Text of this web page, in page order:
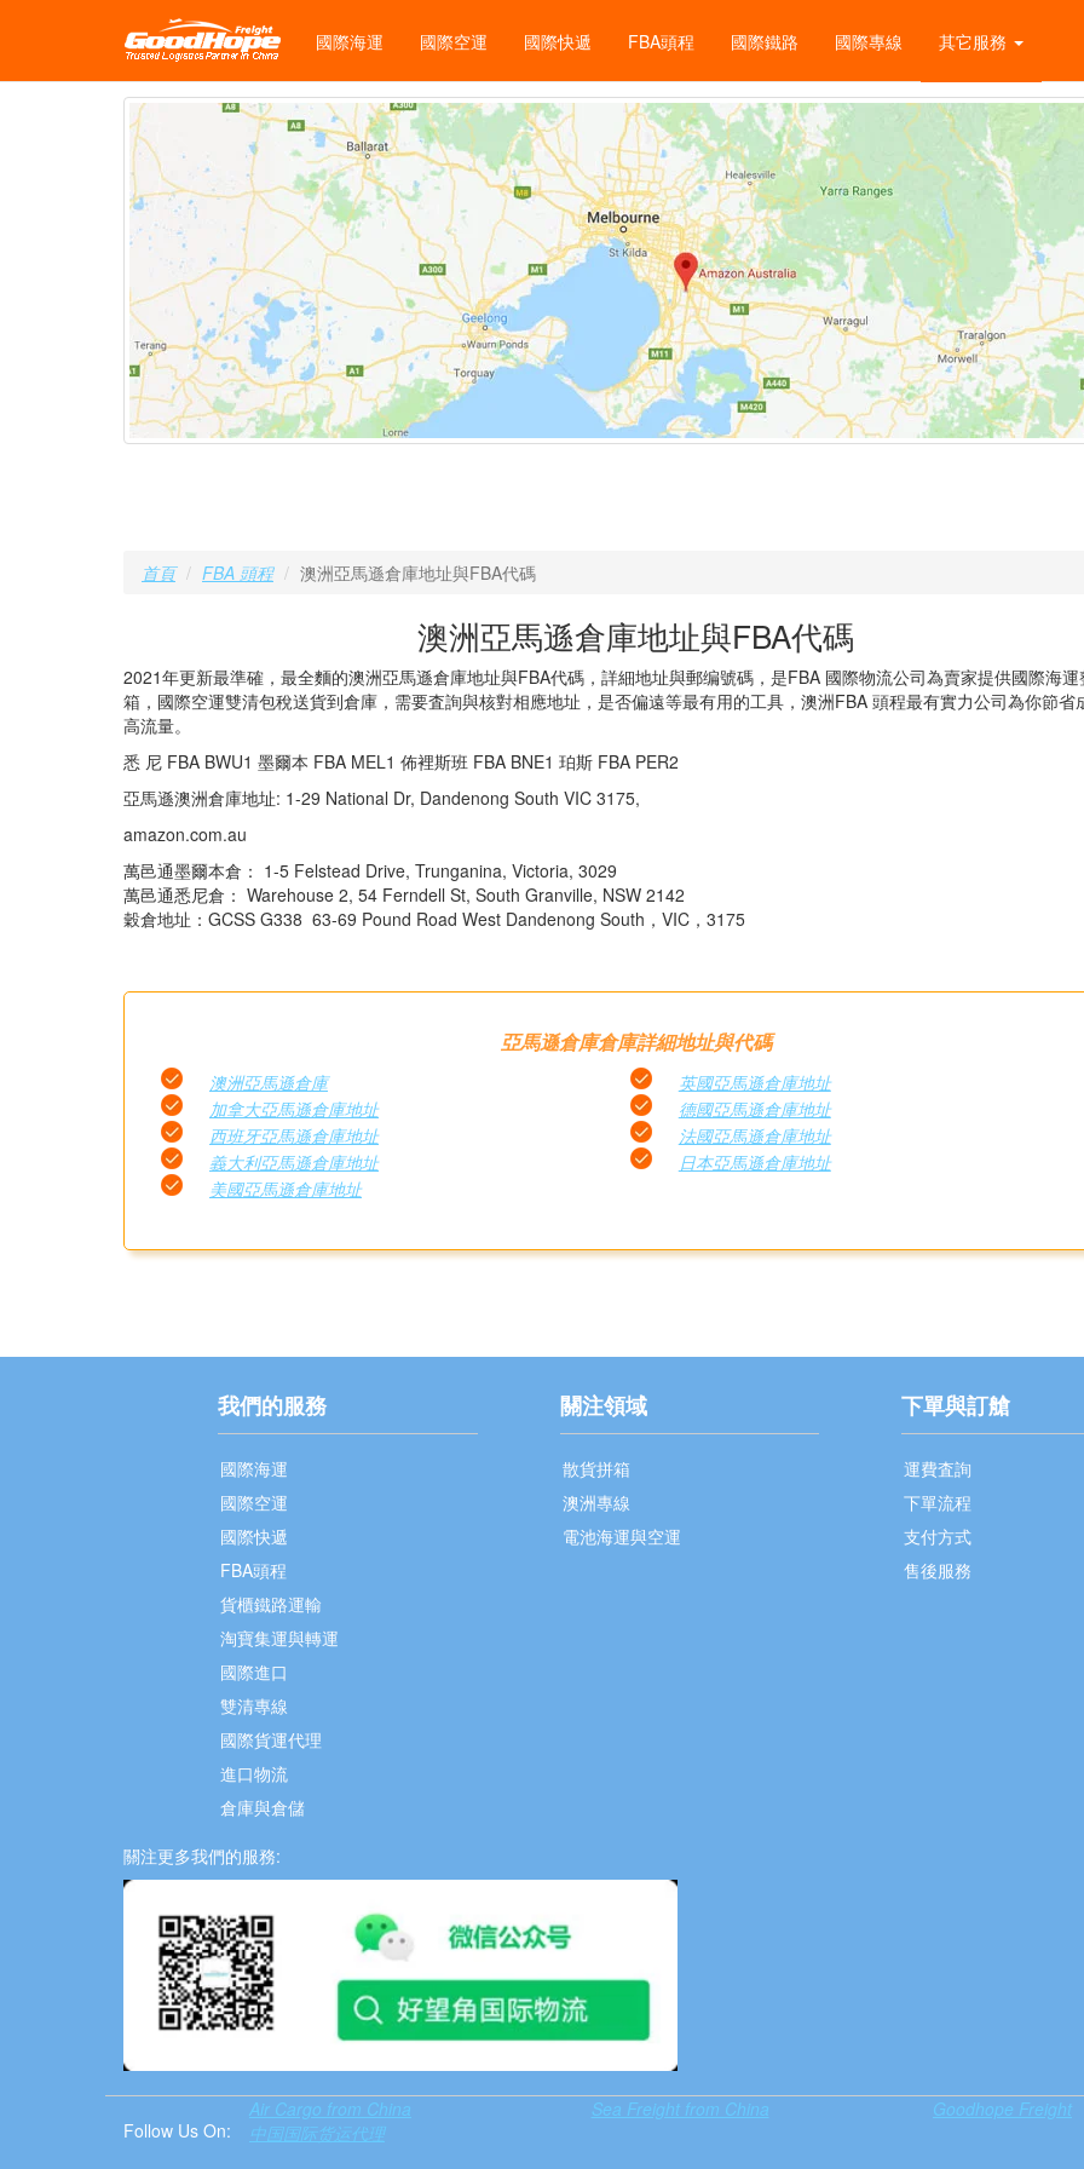
國際海運 國際空運 國際快遞 FBA頭程 國際鐵路 國際專線 其它服務
首頁 FBA 頭程 澳洲亞馬遜倉庫地址與FBA代碼
澳洲亞馬遜倉庫地址與FBA代碼
2021年更新最準確，最全麵的澳洲亞馬遜倉庫地址與FBA代碼，詳細地址與郵编號碼，是FBA 國際物流公司為賣家提供國際海
箱，國際空運雙清包稅送貨到倉庫，需要査詢與核對相應地址，是否偏遠等最有用的工具，澳洲FBA 頭程最有實力公司為你節省
高流量。
悉 尼 FBA BWU1 墨爾本 FBA MEL1 佈裡斯班 FBA BNE1 珀斯 FBA PER2
亞馬遜澳洲倉庫地址: 1-29 National Dr, Dandenong South VIC 3175,
amazon.com.au
萬邑通墨爾本倉： 1-5 Felstead Drive, Trunganina, Victoria, 3029
萬邑通悉尼倉： Warehouse 2, 54 Ferndell St, South Granville, NSW 2142
穀倉地址：GCSS G338 63-69 Pound Road West Dandenong South，VIC，3175
亞馬遜倉庫倉庫詳細地址與代碼
澳洲亞馬遜倉庫
英國亞馬遜倉庫地址
加拿大亞馬遜倉庫地址
德國亞馬遜倉庫地址
西班牙亞馬遜倉庫地址
法國亞馬遜倉庫地址
義大利亞馬遜倉庫地址
日本亞馬遜倉庫地址
美國亞馬遜倉庫地址
我們的服務
國際海運
國際空運
國際快遞
FBA頭程
貨櫃鐵路運輸
淘寶集運與轉運
國際進口
雙清專線
國際貨運代理
進口物流
倉庫與倉儲
關注領域
散貨拼箱
澳洲專線
電池海運與空運
下單與訂艙
運費査詢
下單流程
支付方式
售後服務
關注更多我們的服務:
Follow Us On:
Air Cargo from China Sea Freight from China Goodhope Freight
中国国际货运代理